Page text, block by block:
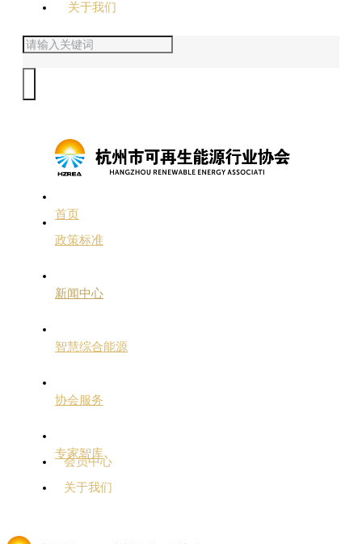
关于我们
首页
政策标准
新闻中心
智慧综合能源
协会服务
专家智库
会员中心
关于我们